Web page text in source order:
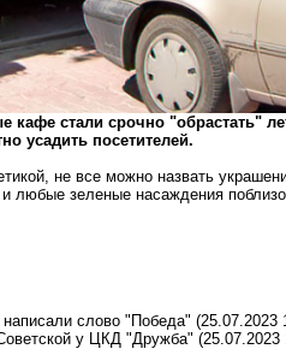
кафе стали срочно "обрастать"
усадить посетителей.
не все можно назвать
любые зеленые насаждения
слово "Победа" (25.07.2023
у ЦКД "Дружба" (25.07.2023